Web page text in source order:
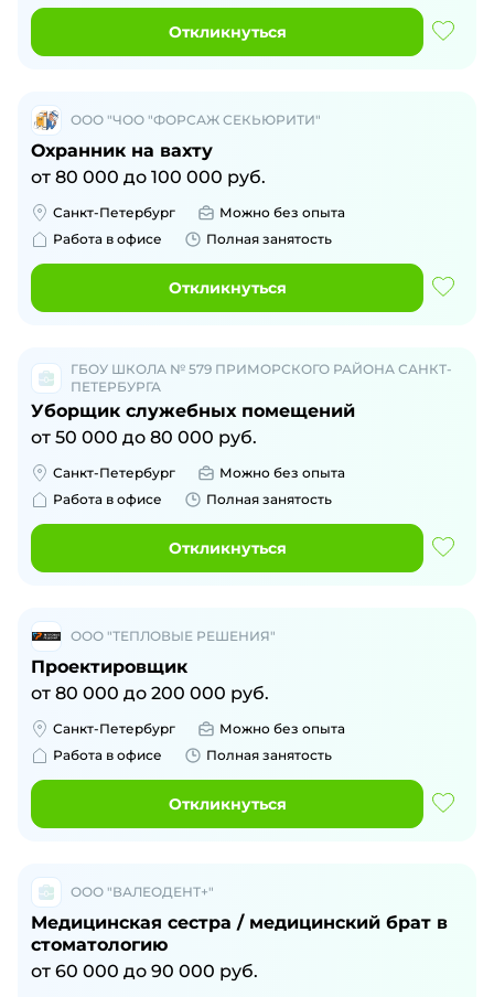
Откликнуться
ООО "ЧОО "ФОРСАЖ СЕКЬЮРИТИ"
Охранник на вахту
от 80 000 до 100 000 руб.
Санкт-Петербург
Можно без опыта
Работа в офисе
Полная занятость
Откликнуться
ГБОУ ШКОЛА № 579 ПРИМОРСКОГО РАЙОНА САНКТ-
ПЕТЕРБУРГА
Уборщик служебных помещений
от 50 000 до 80 000 руб.
Санкт-Петербург
Можно без опыта
Работа в офисе
Полная занятость
Откликнуться
ООО "ТЕПЛОВЫЕ РЕШЕНИЯ"
Проектировщик
от 80 000 до 200 000 руб.
Санкт-Петербург
Можно без опыта
Работа в офисе
Полная занятость
Откликнуться
ООО "ВАЛЕОДЕНТ+"
Медицинская сестра / медицинский брат в
стоматологию
от 60 000 до 90 000 руб.